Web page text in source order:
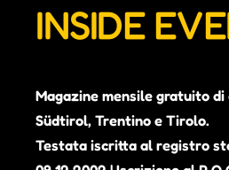
INSIDE
Magazine mensile gratuito
Südtirol, Trentino e Tirolo.
Testata iscritta al registro